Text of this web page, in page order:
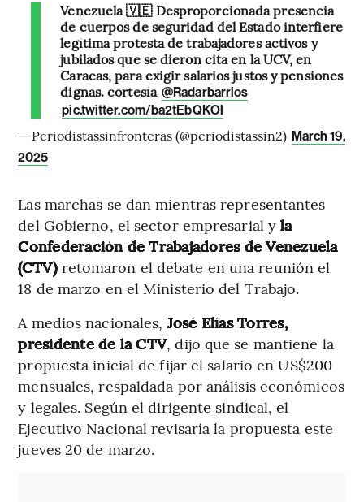
Venezuela 🇻🇪 Desproporcionada presencia
de cuerpos de seguridad del Estado interfiere
legítima protesta de trabajadores activos y
jubilados que se dieron cita en la UCV, en
Caracas, para exigir salarios justos y pensiones
dignas. cortesía @Radarbarrios
pic.twitter.com/ba2tEbQKOl
— Periodistassinfronteras (@periodistassin2) March 19,
2025
Las marchas se dan mientras representantes
del Gobierno, el sector empresarial yla
Confederación de Trabajadores de Venezuela
(CTV)retomaron el debate en una reunión el
18 de marzo en el Ministerio del Trabajo.
A medios nacionales, José Elías Torres,
presidente de la CTV, dijo que se mantiene la
propuesta inicial de fijar el salario en US$200
mensuales, respaldada por análisis económicos
y legales. Según el dirigente sindical, el
Ejecutivo Nacional revisaría la propuesta este
jueves 20 de marzo.